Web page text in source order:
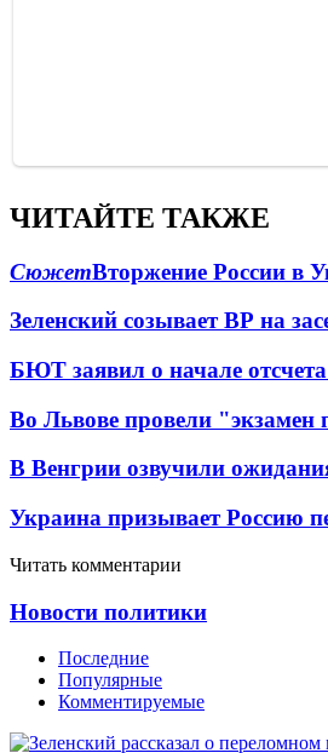
ЧИТАЙТЕ ТАКЖЕ
СюжетВторжение России в
Зеленский созывает ВР на
БЮТ заявил о начале
Во Львове провели
В Венгрии озвучили
Украина призывает Россию
Читать комментарии
Новости политики
Последние
Популярные
Комментируемые